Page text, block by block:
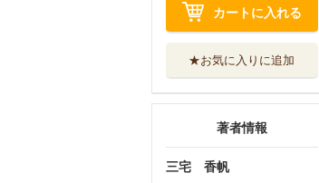
カートに入れる
★お気に入りに追加
著者情報
三宅 香帆